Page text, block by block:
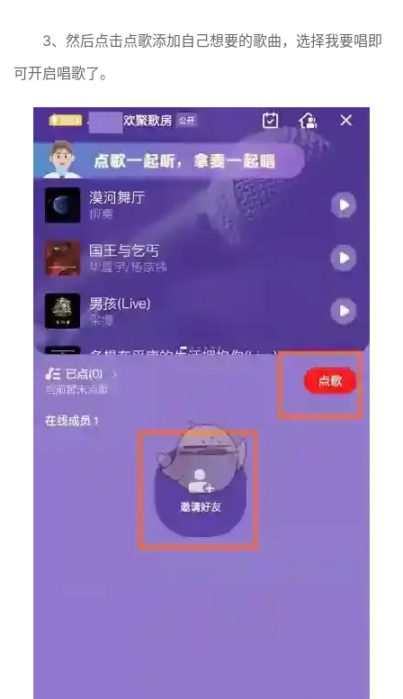
3、然后点击点歌添加自己想要的歌曲，选择我要唱即
可开启唱歌了。